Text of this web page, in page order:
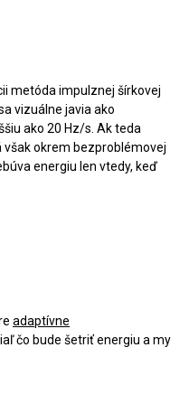
metóda impulznej šírkovej
vizuálne javia ako
ako 20 Hz/s. Ak teda
však okrem bezproblémovej
energiu len vtedy, keď
adaptívne
čo bude šetriť energiu a my